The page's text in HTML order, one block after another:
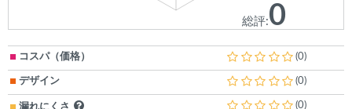
総評:0
コスパ（価格） (0)
デザイン (0)
漏れにくさ (0)